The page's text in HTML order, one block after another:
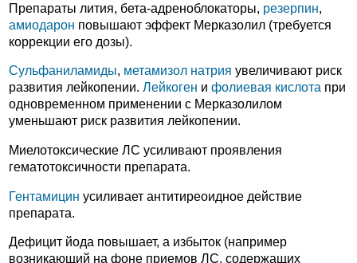
Препараты лития, бета-адреноблокаторы, резерпин,
амиодарон повышают эффект Мерказолил (требуется
коррекции его дозы).
Сульфаниламиды, метамизол натрия увеличивают риск
развития лейкопении. Лейкоген и фолиевая кислота при
одновременном применении с Мерказолилом
уменьшают риск развития лейкопении.
Миелотоксические ЛС усиливают проявления
гематотоксичности препарата.
Гентамицин усиливает антитиреоидное действие
препарата.
Дефицит йода повышает, а избыток (например
возникающий на фоне приемов ЛС, содержащих